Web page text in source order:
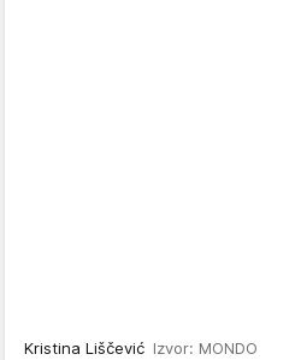
Kristina Liščević Izvor: MONDO